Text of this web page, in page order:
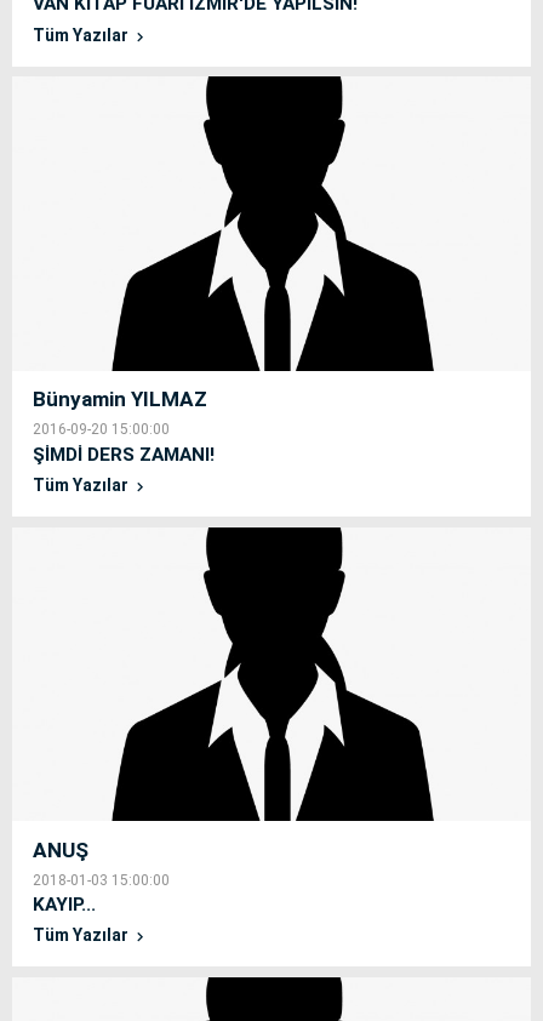
Tüm Yazılar
Bünyamin YILMAZ
2016-09-20 15:00:00
ŞİMDİ DERS ZAMANI!
Tüm Yazılar
ANUŞ
2018-01-03 15:00:00
KAYIP...
Tüm Yazılar